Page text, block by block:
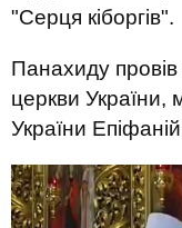
"Серця кіборгів".
Панахиду
церкви України,
України